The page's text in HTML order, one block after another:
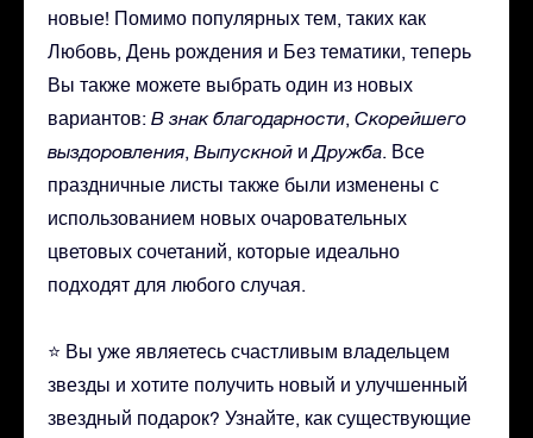
новые! Помимо популярных тем, таких как
Любовь, День рождения и Без тематики, теперь
Вы также можете выбрать один из новых
вариантов: В знак благодарности, Скорейшего
выздоровления, Выпускной иДружба. Все
праздничные листы также были изменены с
использованием новых очаровательных
цветовых сочетаний, которые идеально
подходят для любого случая.
⭐ Вы уже являетесь счастливым владельцем
звезды и хотите получить новый и улучшенный
звездный подарок? Узнайте, как существующие